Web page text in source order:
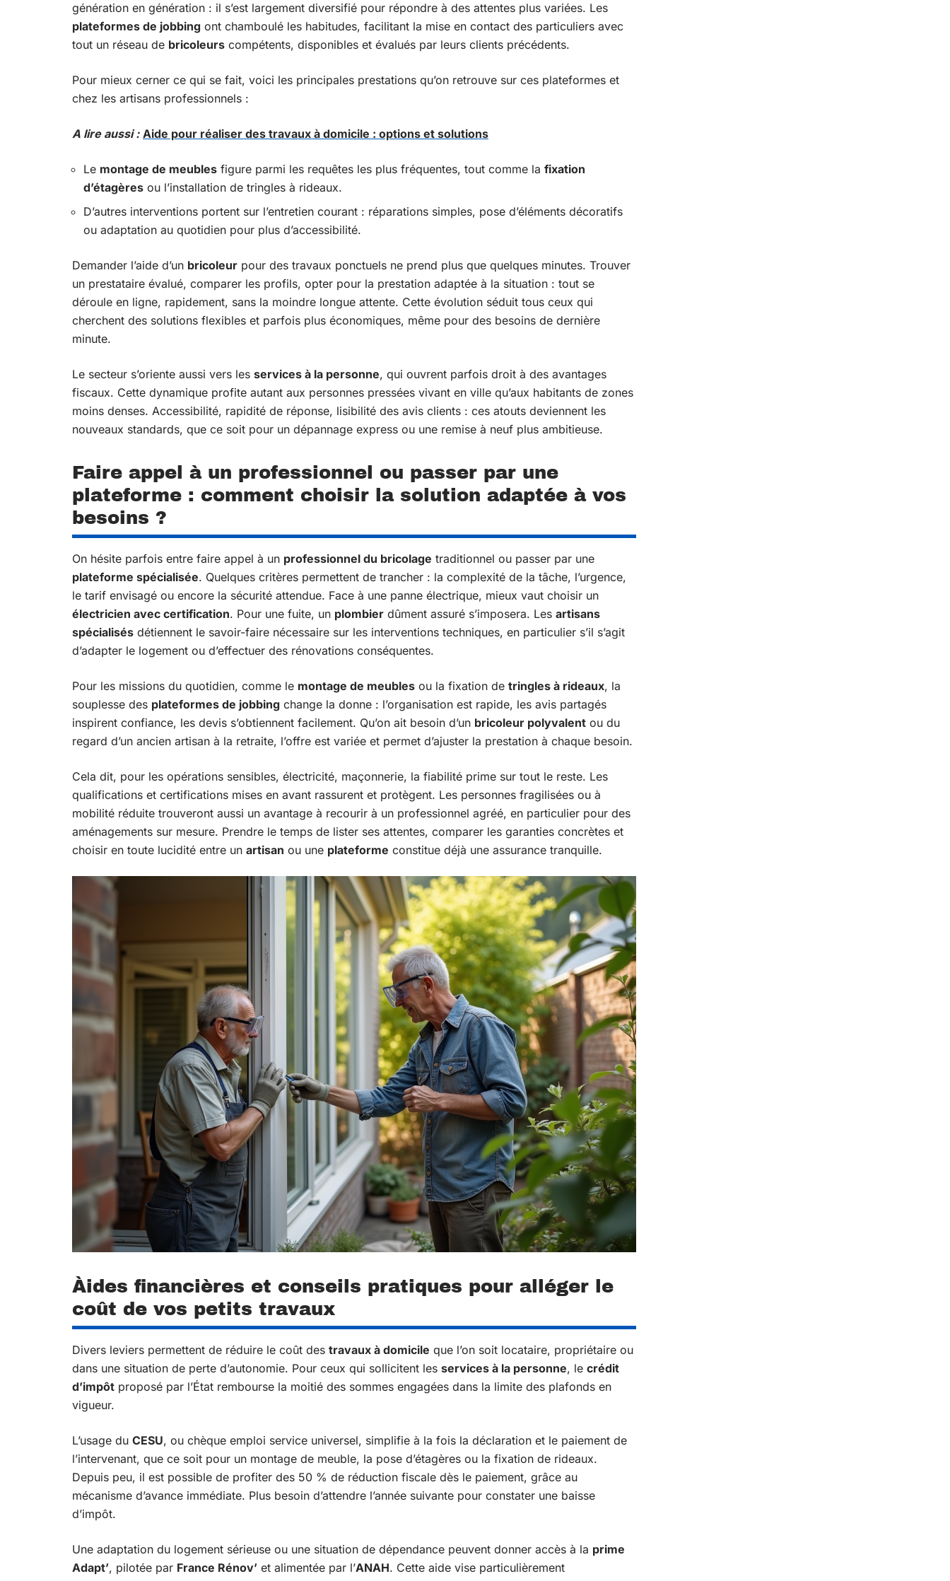
génération en génération : il s’est largement diversifié pour répondre à des attentes plus variées. Les
plateformes de jobbing ont chamboulé les habitudes, facilitant la mise en contact des particuliers avec
tout un réseau de bricoleurs compétents, disponibles et évalués par leurs clients précédents.
Pour mieux cerner ce qui se fait, voici les principales prestations qu’on retrouve sur ces plateformes et
chez les artisans professionnels :
A lire aussi : Aide pour réaliser des travaux à domicile : options et solutions
Le montage de meubles figure parmi les requêtes les plus fréquentes, tout comme la fixation
d’étagères ou l’installation de tringles à rideaux.
D’autres interventions portent sur l’entretien courant : réparations simples, pose d’éléments décoratifs
ou adaptation au quotidien pour plus d’accessibilité.
Demander l’aide d’un bricoleur pour des travaux ponctuels ne prend plus que quelques minutes. Trouver
un prestataire évalué, comparer les profils, opter pour la prestation adaptée à la situation : tout se
déroule en ligne, rapidement, sans la moindre longue attente. Cette évolution séduit tous ceux qui
cherchent des solutions flexibles et parfois plus économiques, même pour des besoins de dernière
minute.
Le secteur s’oriente aussi vers les services à la personne, qui ouvrent parfois droit à des avantages
fiscaux. Cette dynamique profite autant aux personnes pressées vivant en ville qu’aux habitants de zones
moins denses. Accessibilité, rapidité de réponse, lisibilité des avis clients : ces atouts deviennent les
nouveaux standards, que ce soit pour un dépannage express ou une remise à neuf plus ambitieuse.
Faire appel à un professionnel ou passer par une
plateforme : comment choisir la solution adaptée à vos
besoins ?
On hésite parfois entre faire appel à un professionnel du bricolage traditionnel ou passer par une
plateforme spécialisée. Quelques critères permettent de trancher : la complexité de la tâche, l’urgence,
le tarif envisagé ou encore la sécurité attendue. Face à une panne électrique, mieux vaut choisir un
électricien avec certification. Pour une fuite, un plombier dûment assuré s’imposera. Les artisans
spécialisés détiennent le savoir-faire nécessaire sur les interventions techniques, en particulier s’il s’agit
d’adapter le logement ou d’effectuer des rénovations conséquentes.
Pour les missions du quotidien, comme le montage de meubles ou la fixation de tringles à rideaux, la
souplesse des plateformes de jobbing change la donne : l’organisation est rapide, les avis partagés
inspirent confiance, les devis s’obtiennent facilement. Qu’on ait besoin d’un bricoleur polyvalent ou du
regard d’un ancien artisan à la retraite, l’offre est variée et permet d’ajuster la prestation à chaque besoin.
Cela dit, pour les opérations sensibles, électricité, maçonnerie, la fiabilité prime sur tout le reste. Les
qualifications et certifications mises en avant rassurent et protègent. Les personnes fragilisées ou à
mobilité réduite trouveront aussi un avantage à recourir à un professionnel agréé, en particulier pour des
aménagements sur mesure. Prendre le temps de lister ses attentes, comparer les garanties concrètes et
choisir en toute lucidité entre un artisan ou une plateforme constitue déjà une assurance tranquille.
Àides financières et conseils pratiques pour alléger le
coût de vos petits travaux
Divers leviers permettent de réduire le coût des travaux à domicile que l’on soit locataire, propriétaire ou
dans une situation de perte d’autonomie. Pour ceux qui sollicitent les services à la personne, le crédit
d’impôt proposé par l’État rembourse la moitié des sommes engagées dans la limite des plafonds en
vigueur.
L’usage du CESU, ou chèque emploi service universel, simplifie à la fois la déclaration et le paiement de
l’intervenant, que ce soit pour un montage de meuble, la pose d’étagères ou la fixation de rideaux.
Depuis peu, il est possible de profiter des 50 % de réduction fiscale dès le paiement, grâce au
mécanisme d’avance immédiate. Plus besoin d’attendre l’année suivante pour constater une baisse
d’impôt.
Une adaptation du logement sérieuse ou une situation de dépendance peuvent donner accès à la prime
Adapt’, pilotée par France Rénov’ et alimentée par l’ANAH. Cette aide vise particulièrement